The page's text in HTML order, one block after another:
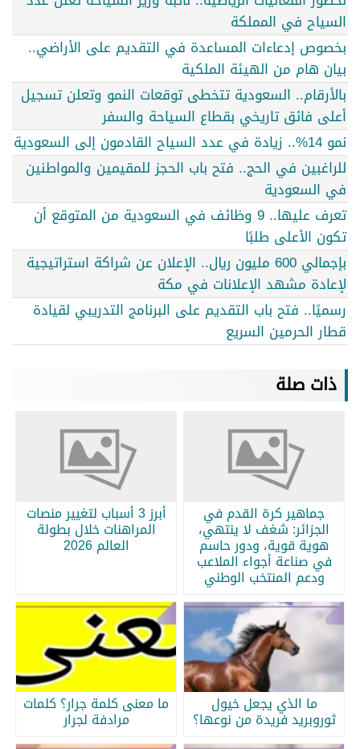
السياح في المملكة
بخصوص إدعاءات المساعدة في التقديم على الأراضي..
بيان هام من الهيئة الملكية
بالأرقام.. السعودية تتخطى توقعات النمو وتعلن تسجيل
أعلى فائق تاريخي بقطاع السياحة والسفر
نمو 14%.. زيادة في عدد السياح القادمون إلى السعودية
للراغبين في الحج.. فتح باب الحجز للمقيمين والمواطنين
في السعودية
تعرف عليها.. 9 وظائف في السعودية من المتوقع أن
تكون الأعلى طلبًا
بإجمالي 600 مليون ريال.. الإعلان عن شراكة استراتيجية
لإعادة مشهد الإعلانات في مكة
رسميًا.. فتح باب التقديم على البرنامج التدريبي لقيادة
قطار الحرمين السريع
ذات صلة
جماهير كرة القدم في
الجزائر: شغف لا ينتهي،
هوية قوية، ودور حاسم
في صناعة أجواء الملاعب
ودعم المنتخب الوطني
أبرز 3 أسباب لتغيير منصات
المراهنات خلال بطولة
العالم 2026
ما الذي يجعل خيول
ثوروبريد فريدة من نوعها؟
ما معنى كلمة جرار؟ كلمات
مرادفة لجرار